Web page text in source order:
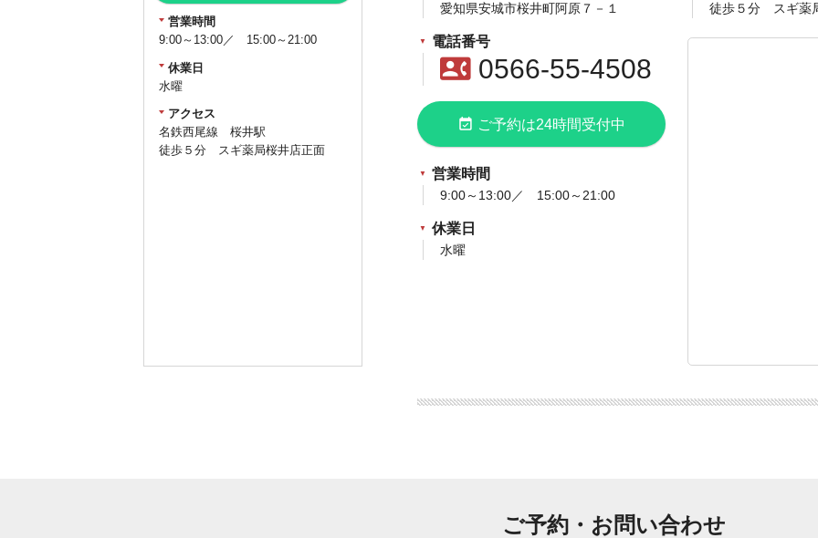
愛知県安城市桜井町阿原７－１
電話番号
contact_phone0566-55-4508
event_available ご予約は24時間受付中
営業時間
9:00～13:00／ 15:00～21:00
休業日
水曜
徒歩５分 スギ薬
営業時間
9:00～13:00／ 15:00～21:00
休業日
水曜
アクセス
名鉄西尾線 桜井駅
徒歩５分 スギ薬局桜井店正面
ご予約・お問い合わせ